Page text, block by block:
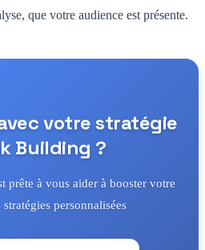
que votre audience est présente.
votre stratégie
Building ?
prête à vous aider à booster votre
personnalisées